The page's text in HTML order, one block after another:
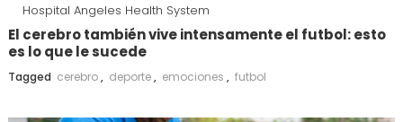
Hospital Angeles Health System
El cerebro también vive intensamente el futbol: esto
es lo que le sucede
Tagged cerebro, deporte, emociones , futbol